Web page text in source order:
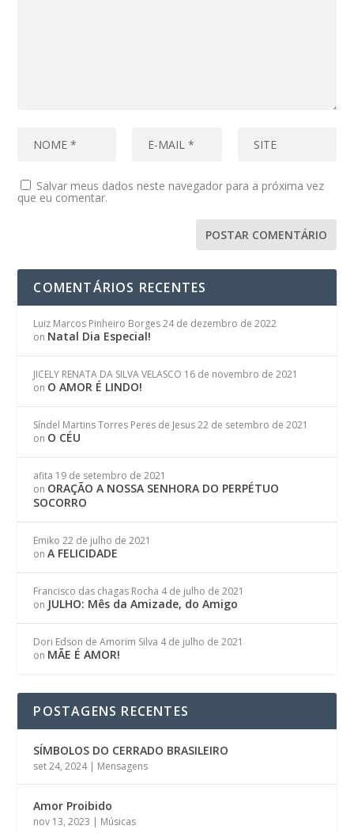
Salvar meus dados neste navegador para a próxima vez
que eu comentar.
COMENTÁRIOS RECENTES
Luiz Marcos Pinheiro Borges 24 de dezembro de 2022
on Natal Dia Especial!
JICELY RENATA DA SILVA VELASCO 16 de novembro de 2021
on O AMOR É LINDO!
Síndel Martins Torres Peres de Jesus 22 de setembro de 2021
on O CÉU
afita 19 de setembro de 2021
on ORAÇÃO A NOSSA SENHORA DO PERPÉTUO
SOCORRO
Emiko 22 de julho de 2021
onA FELICIDADE
Francisco das chagas Rocha 4 de julho de 2021
on JULHO: Mês da Amizade, do Amigo
Dori Edson de Amorim Silva 4 de julho de 2021
on MÃE É AMOR!
POSTAGENS RECENTES
SÍMBOLOS DO CERRADO BRASILEIRO
set 24, 2024| Mensagens
Amor Proibido
nov 13, 2023 | Músicas